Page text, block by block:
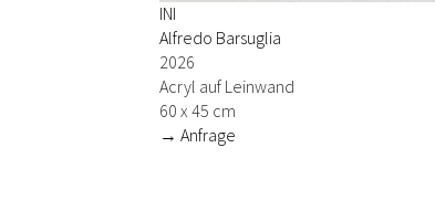
INI
Alfredo Barsuglia
2026
Acryl auf Leinwand
60 x 45 cm
→ Anfrage